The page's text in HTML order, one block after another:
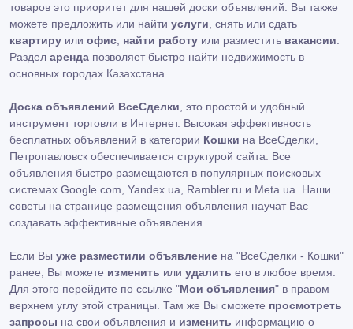
товаров это приоритет для нашей доски объявлений. Вы также
можете предложить или найти услуги , снять или сдать
квартиру или офис найти работу или разместить вакансии
Раздел аренда позволяет быстро найти недвижимость в
основных городах Казахстана.
Доска объявлений ВсеСделки , это простой и удобный
инструмент торговли в Интернет. Высокая эффективность
бесплатных объявлений в категории Кошки на ВсеСделки,
Петропавловск обеспечивается структурой сайта. Все
объявления быстро размещаются в популярных поисковых
системах Google.com, Yandex.ua, Rambler.ru и Meta.ua. Наши
советы на странице размещения объявления научат Вас
создавать эффективные объявления.
Если Вы уже разместили объявление на "ВсеСделки - Кошки"
ранее, Вы можете изменить или удалить его в любое время.
Для этого перейдите по ссылке "Мои объявления" в правом
верхнем углу этой страницы. Там же Вы сможете просмотреть
запросы на свои объявления и изменить информацию о